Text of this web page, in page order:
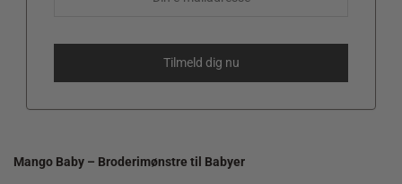
Mango Baby – Broderimønstre til Babyer